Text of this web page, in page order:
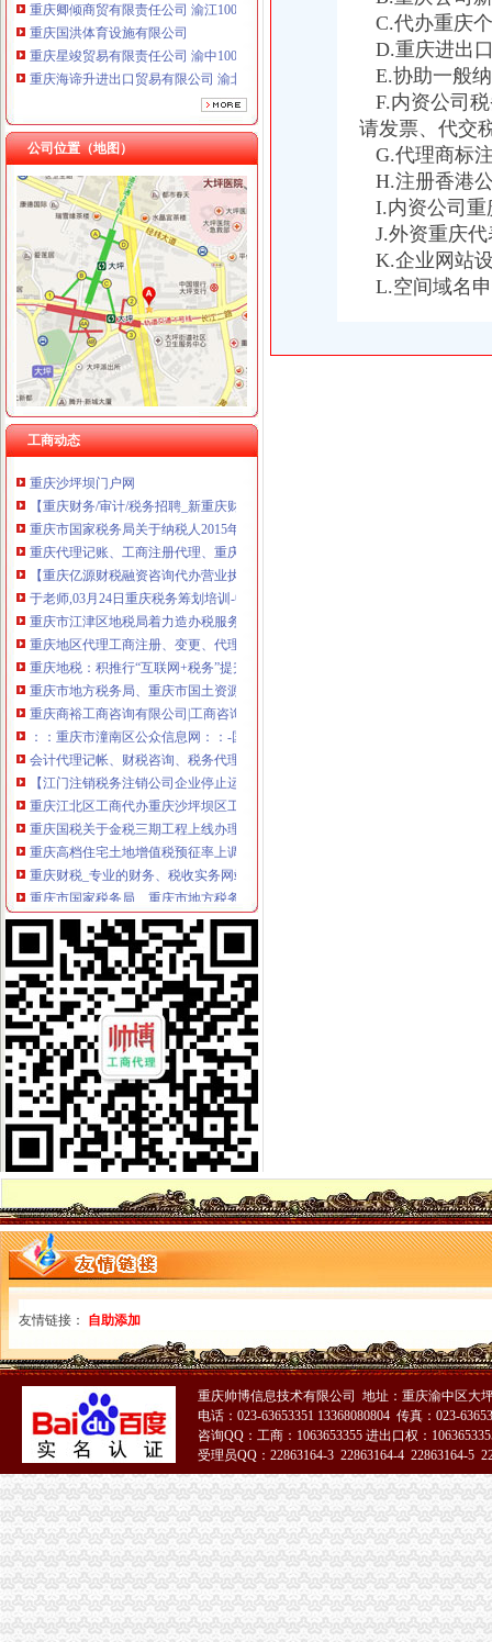
重庆国洪体育设施有限公司
重庆星竣贸易有限责任公司 渝中100万 （进出口权）
重庆海谛升进出口贸易有限公司 渝北100万 （进出口权）
重庆奕欣锦诚商贸有限公司 渝九50万 （工商注册）
重庆信同广告有限公司 渝沙50万 （工商注册）
重庆三虹房地产营销策划有限公司
重庆宝鹰汽车销售有限公司
公司位置（地图）
工商动态
重庆税务注销
重庆发票新规定,税务金四期上线！-企业税收优惠政策-重庆市黔江
重庆注册税务招聘_重庆注册税务招聘信息_智联重庆招聘网_找工作求
重庆高档住宅土地增值税预征率上调至2%_国内新闻_烟台房产网_买
《一般纳税人注销流程》100篇第一文库网
重庆工商注册代理记账变更税务财务佼佼泽工商
重庆财税_专业的财务、税收实务网站-亿企赢财税资讯
国家税务总局2015年持续加“规范税务”建设_部门新闻_新闻_中国
【重庆财务/审计/税务招聘_新重庆财务/审计/税务招聘信息】-前程无忧
重庆市国家税务局关于纳税人2015年度关联申报等事项的提示-中国会
重庆代理记账、工商注册代理、重庆微型企业、商标注册、税务评估
【重庆亿源财税融资咨询代办营业执照营业哪家比较好】价格,厂家,
于老师,03月24日重庆税务筹划培训-中华品牌管理网
重庆市江津区地税局着力造办税服务“轻体验”-新华网
重庆地区代理工商注册、变更、代理记账、税务咨询可提供地
重庆地税：积推行“互联网+税务”提升服务质效-长江经济网
重庆市地方税务局、重庆市国土资源和房屋管理局<BR>关于暂停办理
重庆商裕工商咨询有限公司|工商咨询|代帐咨询|做账报税|税务代办|代
：：重庆市潼南区公众信息网：：-国税局
会计代理记帐、财税咨询、税务代理-重庆便民网
【江门注销税务注销公司企业停止运营不注销后果严重】-鹤山沙坪易
重庆江北区工商代办重庆沙坪坝区工商代办【渝盾】_其他加盟-中国
重庆国税关于金税三期工程上线办理有关涉税事项的公告_地方规-
重庆高档住宅土地增值税预征率上调至2%_东方财富网
重庆财税_专业的财务、税收实务网站-亿企赢财税资讯
重庆市国家税务局、重庆市地方税务局、重庆市工商管理局转发国
有重庆的朋友吗？你在天津过的还好吗？（转载）_天津_天涯论坛_天
重庆注册税务招聘_重庆注册税务招聘信息_智联重庆招聘网_找工作求
《重庆市国税小规模申报》_优秀范文十篇
重庆招聘税务专员_重庆弘昇管道有限公司招聘-汇博网
重庆税务登记证挂失电话-沙坪坝沙坪坝广告媒-重庆58同城
【税收管理】重庆市地方税务局关于印发《“三证合一、一照一码”
重庆地税的微博
重庆税务策划招聘_重庆税务策划招聘信息_智联重庆招聘网_找工作求
重庆沙坪坝门户网
重庆国税网上申报系统：
重庆营业执照代办【工商代办免费咨询】重庆益尚利财务管理有限公司
重庆财税公司-重庆亿源公司_重庆亿源_重庆市亿源财税咨询公司_重庆
代理记账|税务代理与咨询-重庆君立企业管理咨询有限公司
重庆高档住宅土地增值税预征率上调至2%_网易北京房产频道
重庆代理各项纳税申报-商务服务-久久信息网
【代理记帐、办理工商税务相关事宜等】厂家,价格,图片_重庆正青
重庆代理记账如何办理税务登记变更_搜狐其它_搜狐网
国务制办公室地方规章重庆市税收征管保障办
重庆财务会计-税务招聘-新百胜餐饮（武汉）有限公司招聘信息_重庆
以增经济发展动力为遵循重庆市国税局扎实推进税收改革-新华网
重庆高档住宅土地增值税预征率上调至2%_国内新闻_烟台房产网_买
重庆市税收征管保障办-重庆农业农村信息网
重庆市旭鑫工商税务咨询有限公司-百姓网
重庆亿源财税
“营改增”政策深度解析与操作实务专题李老师,04月16日重庆税
立信税务师事务所有限公司重庆分公司
重庆发票新规定,税务金四期上线！-企业税收优惠政策-重庆市黔江
重庆税务注销
重庆发票新规定,税务金四期上线！-企业税收优惠政策-重庆市黔江
重庆注册税务招聘_重庆注册税务招聘信息_智联重庆招聘网_找工作求
重庆高档住宅土地增值税预征率上调至2%_国内新闻_烟台房产网_买
《一般纳税人注销流程》100篇第一文库网
C.代办重庆
D.重庆进出
E.协助一般
F.内资公司
请发票、代交
G.代理商标
H.注册香港
I.内资公司重
J.外资重庆代
K.企业网站
L.空间域名
友情链接： 自助添加
重庆帅博信息技术有限公司 地址：重庆渝中区大
电话：023-63653351 13368080804 传真：023-
咨询QQ：工商：1063653355 进出口权：
受理员QQ：22863164-3 22863164-4 22863164-5